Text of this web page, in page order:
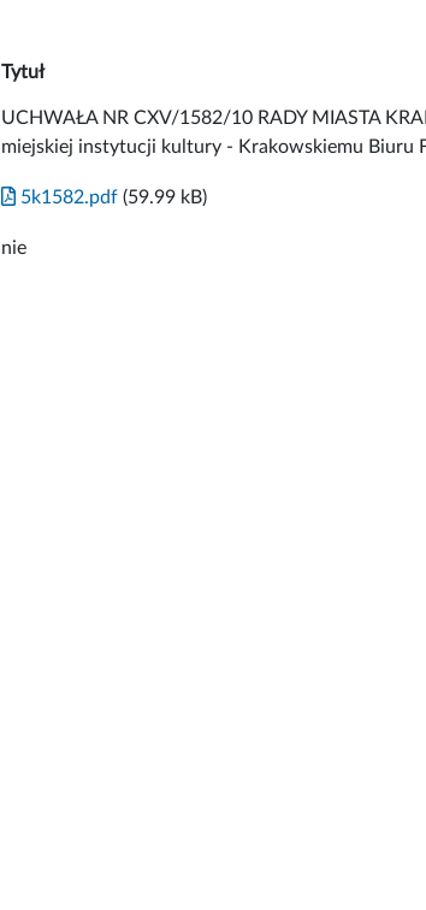
Tytuł
UCHWAŁA NR CXV/1582/10 RADY MIASTA
miejskiej instytucji kultury - Krakowskiemu Biuru
5k1582.pdf (59.99 kB)
nie